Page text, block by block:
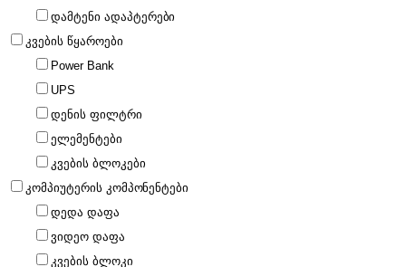
დამტენი ადაპტერები
კვების წყაროები
Power Bank
UPS
დენის ფილტრი
ელემენტები
კვების ბლოკები
კომპიუტერის კომპონენტები
დედა დაფა
ვიდეო დაფა
კვების ბლოკი